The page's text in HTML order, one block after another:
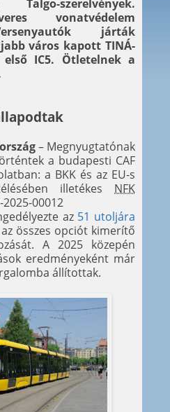
szerelvények.
vonatvédelem
járták
város kapott TINÁ-
IC5. Ötletelnek a
– Megnyugtatónak
a budapesti CAF
a BKK és az EU-s
illetékes NFK
2025-00012
az 51 utoljára
az összes opciót kimerítő
A 2025 közepén
eredményeként már
állítottak.